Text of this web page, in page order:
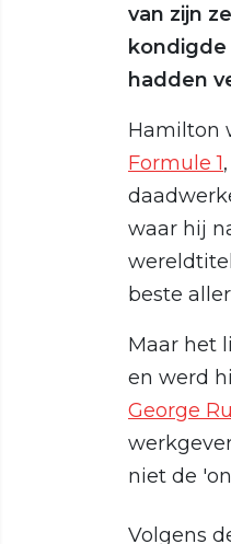
van zijn
hadden
Hamilton
Formule 1
waar hij
beste
Maar het
en werd
George
niet de
Volgens